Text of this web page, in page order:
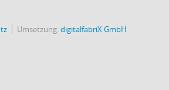
Umsetzung:digitalfabriX GmbH